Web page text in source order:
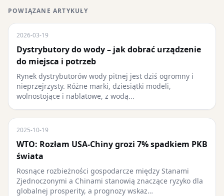
POWIĄZANE ARTYKUŁY
2026-03-19
Dystrybutory do wody – jak dobrać urządzenie
do miejsca i potrzeb
Rynek dystrybutorów wody pitnej jest dziś ogromny i
nieprzejrzysty. Różne marki, dziesiątki modeli,
wolnostojące i nablatowe, z wodą...
2025-10-19
WTO: Rozłam USA-Chiny grozi 7% spadkiem PKB
świata
Rosnące rozbieżności gospodarcze między Stanami
Zjednoczonymi a Chinami stanowią znaczące ryzyko dla
globalnej prosperity, a prognozy wskaz…